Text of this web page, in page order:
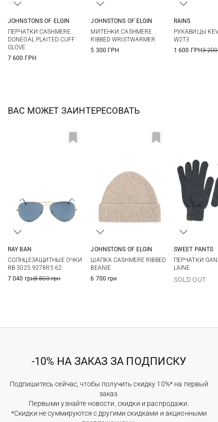
JOHNSTONS OF ELGIN
ПЕРЧАТКИ CASHMERE
DONEGAL PLAITED CUFF
GLOVE
7 600 ГРН
JOHNSTONS OF ELGIN
МИТЕНКИ CASHMERE
RIBBED WRISTWARMER
5 300 ГРН
RAINS
РУКАВИЦЫ
W2T3
1 600 ГРН3
ВАС МОЖЕТ ЗАИНТЕРЕСОВАТЬ
RAY BAN
СОЛНЦЕЗАЩИТНЫЕ ОЧКИ
RB 3025 9278R5 62
7 040 грн8 800 грн
JOHNSTONS OF ELGIN
ШАПКА CASHMERE RIBBED
BEANIE
6 700 грн
SWEET PANTS
ПЕРЧАТКИ
LAINE
SOLD OUT
-10% НА ЗАКАЗ ЗА ПОДПИСКУ
Подпишитесь сейчас, чтобы получить скидку 10%* на первый
заказ.
Первыми узнайте новости, скидки и распродажи.
*Скидки не суммируются с другими скидками и акционными